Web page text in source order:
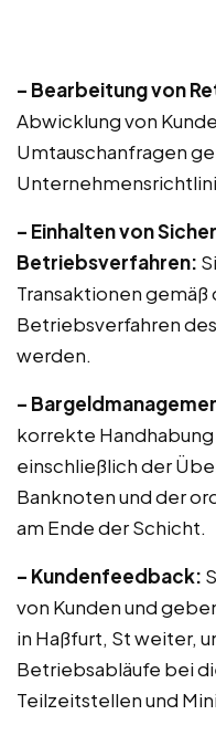
– Bearbeitung von
Abwicklung von
Umtauschanfragen
– Einhalten von
Betriebsverfahren:
Transaktionen
Betriebsverfahren
werden.
–
korrekte Handhabung
einschließlich der
Banknoten und der
am Ende der Schicht.
– Kundenfeedback:
von Kunden und
in Haßfurt, St weiter,
Betriebsabläufe bei
Teilzeitstellen und